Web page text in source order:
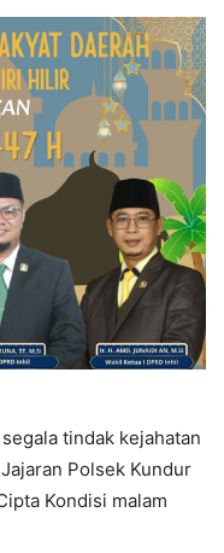
tindak kejahatan
Polsek Kundur
Kondisi malam